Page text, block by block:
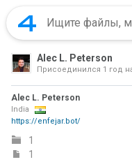
Alec L. Peterson
Присоединился 1 год
Alec L. Peterson
India
https://enfejar.bot/
1
1